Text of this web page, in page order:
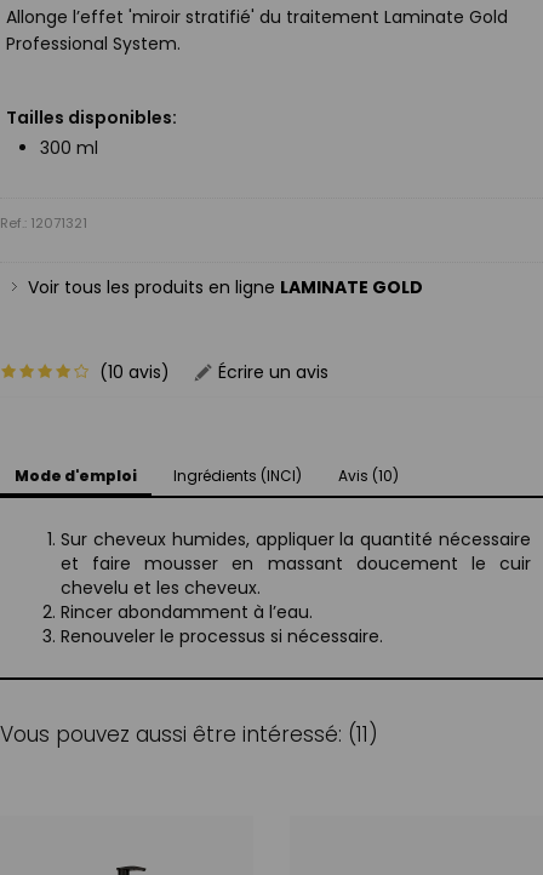
Allonge l’effet 'miroir stratifié' du traitement Laminate Gold
Professional System.
Tailles disponibles:
300 ml
Ref.: 12071321
Voir tous les produits en ligne LAMINATE GOLD
(10 avis) Écrire un avis
Mode d'emploi Ingrédients (INCI) Avis (10)
Sur cheveux humides, appliquer la quantité nécessaire
et faire mousser en massant doucement le cuir
chevelu et les cheveux.
Rincer abondamment à l’eau.
Renouveler le processus si nécessaire.
Vous pouvez aussi être intéressé: (11)